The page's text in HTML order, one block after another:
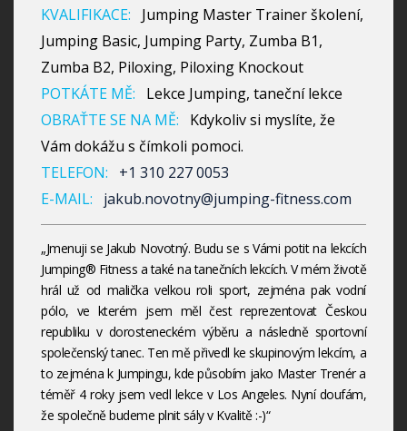
KVALIFIKACE:
Jumping Master Trainer školení,
Jumping Basic, Jumping Party, Zumba B1,
Zumba B2, Piloxing, Piloxing Knockout
POTKÁTE MĚ:
Lekce Jumping, taneční lekce
OBRAŤTE SE NA MĚ:
Kdykoliv si myslíte, že
Vám dokážu s čímkoli pomoci.
TELEFON:
+1 310 227 0053
E-MAIL:
jakub.novotny@jumping-fitness.com
„Jmenuji se Jakub Novotný. Budu se s Vámi potit na lekcích
Jumping® Fitness a také na tanečních lekcích. V mém životě
hrál už od malička velkou roli sport, zejména pak vodní
pólo, ve kterém jsem měl čest reprezentovat Českou
republiku v dorosteneckém výběru a následně sportovní
společenský tanec. Ten mě přivedl ke skupinovým lekcím, a
to zejména k Jumpingu, kde působím jako Master Trenér a
téměř 4 roky jsem vedl lekce v Los Angeles. Nyní doufám,
že společně budeme plnit sály v Kvalitě :-)“